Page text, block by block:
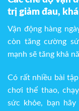
trị giảm đau,
Vận động hàng
còn tăng cường
mạnh sẽ tăng khả
Có rất nhiều bài
chơi thể thao,
sức khỏe, bạn